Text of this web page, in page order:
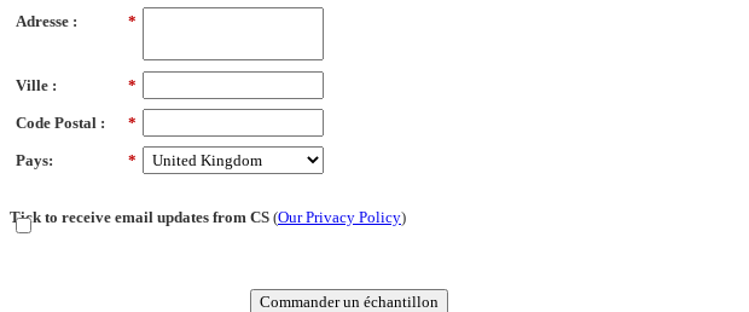
*
Adresse :
*
Ville :
*
Code Postal :
*
Pays:
Tick to receive email updates from CS (Our Privacy Policy)
Commander un échantillon